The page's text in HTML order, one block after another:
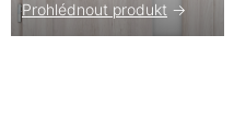
Prohlédnout produkt ->